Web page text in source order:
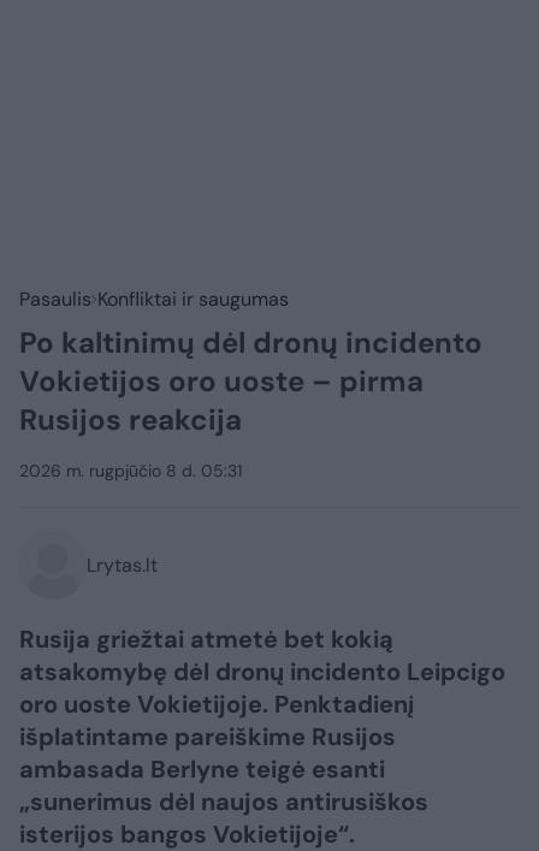
Pasaulis Konfliktai ir saugumas
Po kaltinimų dėl dronų incidento
Vokietijos oro uoste – pirma
Rusijos reakcija
2026 m. rugpjūčio 8 d. 05:31
Lrytas.lt
Rusija griežtai atmetė bet kokią
atsakomybę dėl dronų incidento Leipcigo
oro uoste Vokietijoje. Penktadienį
išplatintame pareiškime Rusijos
ambasada Berlyne teigė esanti
„sunerimus dėl naujos antirusiškos
isterijos bangos Vokietijoje“.